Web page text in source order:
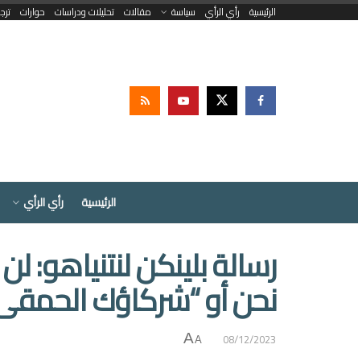
الرئيسية رأي الرأي سياسة مقالات تحليلات ودراسات حوارات
الرئيسية رأي الرأي
نحن أو “شركاؤك
08/12/2023
A
A